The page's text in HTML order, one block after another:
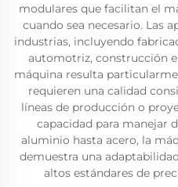
modulares que facilitan el
cuando sea necesario. Las
industrias, incluyendo
automotriz, construcción
máquina resulta
requieren una calidad
líneas de producción o
capacidad para manejar
aluminio hasta acero, la
demuestra una
altos estándares de